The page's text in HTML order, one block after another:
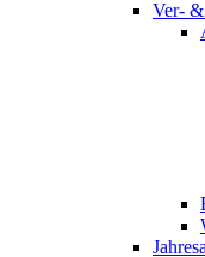
Ver-